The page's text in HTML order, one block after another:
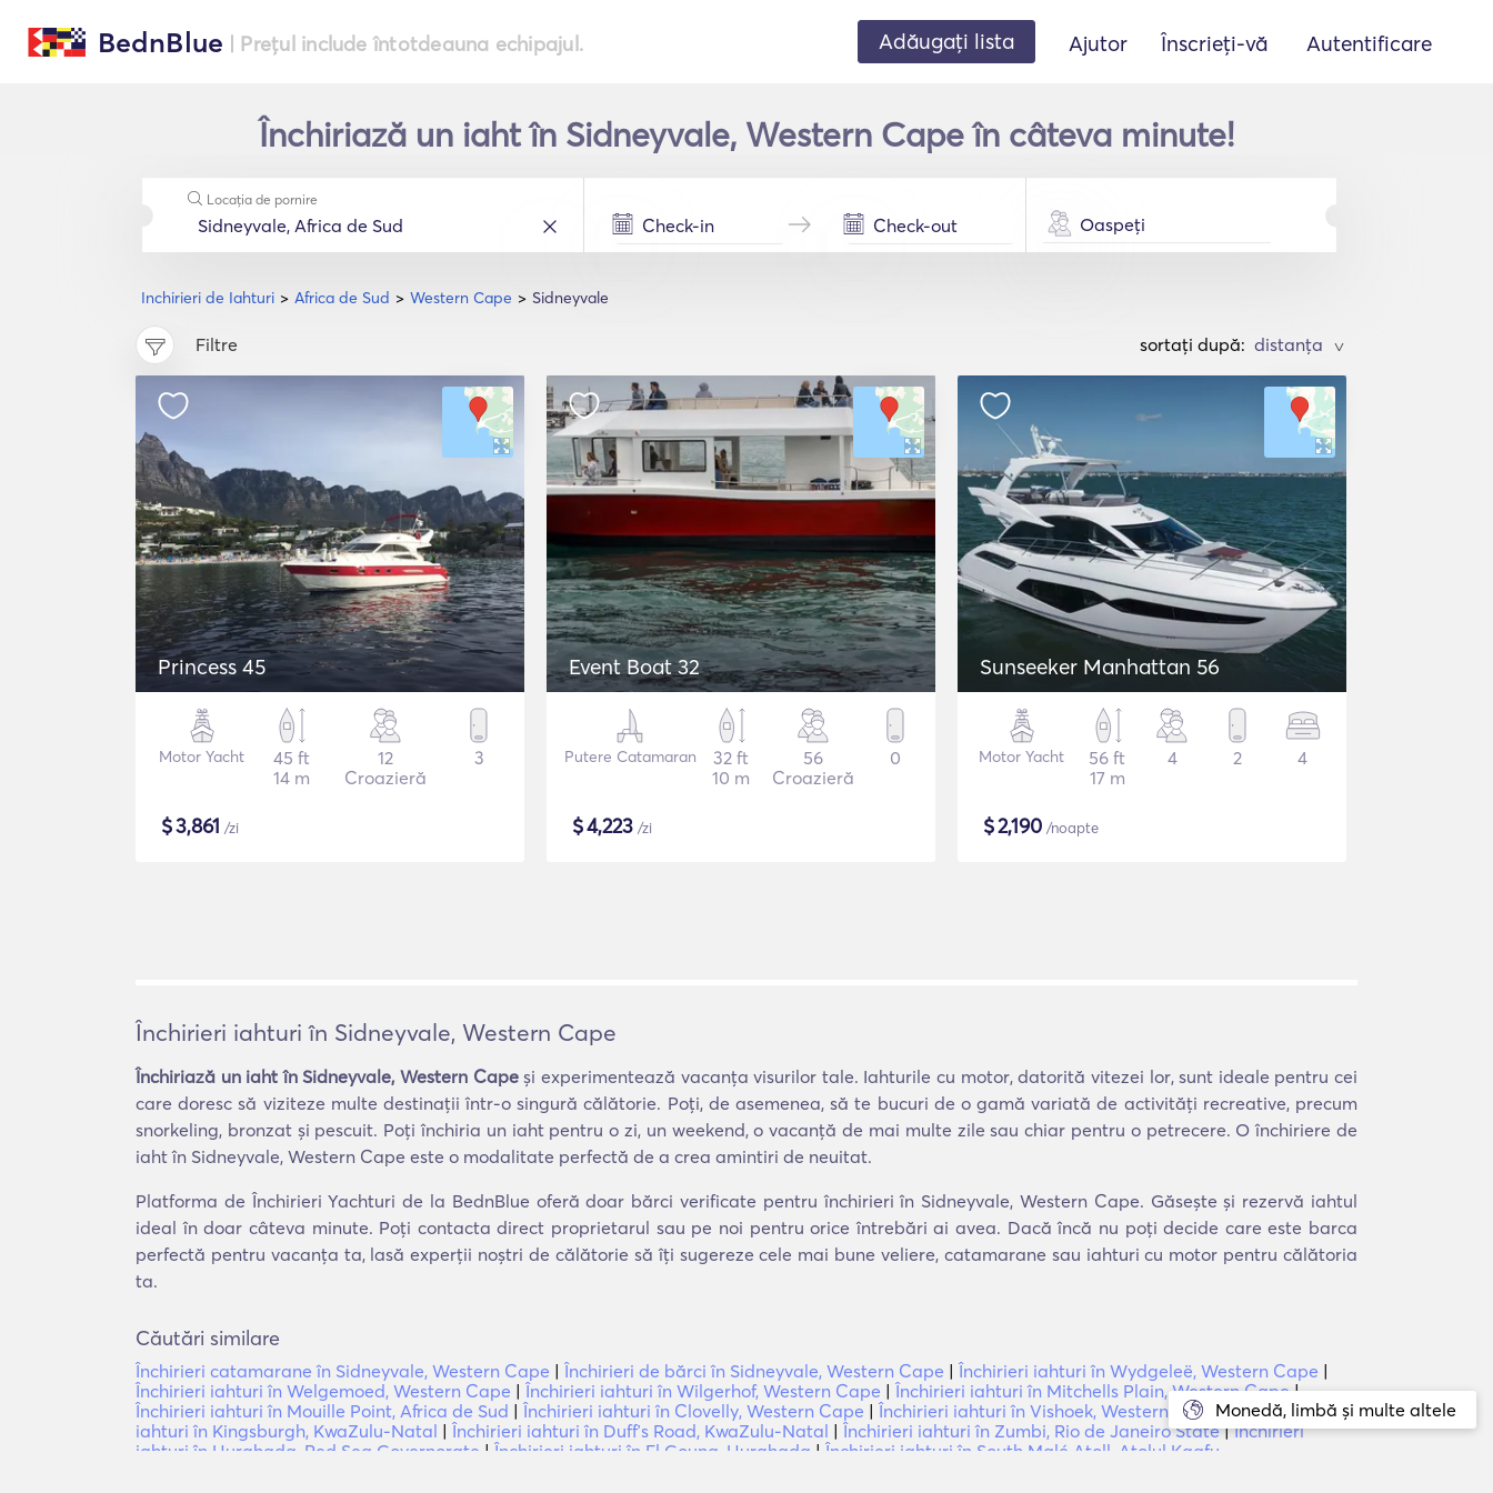
BednBlue | Prețul include întotdeauna echipajul. Adăugați lista Ajutor Înscrieți-vă Autentificare
Închiriază un iaht în Sidneyvale, Western Cape în câteva minute!
Inchirieri de Iahturi Africa de Sud Western Cape Sidneyvale
Locația de pornire
Oaspeți
Filtre sortați după: >
Princess 45
Motor Yacht
45 ft
14 m
12
Croazieră
3
$3,861 /zi
Event Boat 32
Putere Catamaran
32 ft
10 m
56
Croazieră
0
$4,223 /zi
Sunseeker Manhattan 56
Motor Yacht
56 ft
17 m
4 2 4
$2,190 /noapte
Monedă, limbă și multe altele
Închirieri iahturi în Sidneyvale, Western Cape
Închiriază un iaht în Sidneyvale, Western Capeși experimentează vacanța visurilor tale. Iahturile cu motor, datorită vitezei lor, sunt ideale pentru cei
care doresc să viziteze multe destinații într-o singură călătorie. Poți, de asemenea, să te bucuri de o gamă variată de activități recreative, precum
snorkeling, bronzat și pescuit. Poți închiria un iaht pentru o zi, un weekend, o vacanță de mai multe zile sau chiar pentru o petrecere. O închiriere de
iaht în Sidneyvale, Western Cape este o modalitate perfectă de a crea amintiri de neuitat.
Platforma de Închirieri Yachturi de la BednBlue oferă doar bărci verificate pentru închirieri în Sidneyvale, Western Cape. Găsește și rezervă iahtul
ideal în doar câteva minute. Poți contacta direct proprietarul sau pe noi pentru orice întrebări ai avea. Dacă încă nu poți decide care este barca
perfectă pentru vacanța ta, lasă experții noștri de călătorie să îți sugereze cele mai bune veliere, catamarane sau iahturi cu motor pentru călătoria
ta.
Căutări similare
Închirieri catamarane în Sidneyvale, Western Cape | Închirieri de bărci în Sidneyvale, Western Cape | Închirieri iahturi în Wydgeleë, Western Cape |
Închirieri iahturi în Welgemoed, Western Cape | Închirieri iahturi în Wilgerhof, Western Cape | Închirieri iahturi în Mitchells Plain, Western Cape|
Închirieri iahturi în Mouille Point, Africa de Sud | Închirieri iahturi în Clovelly, Western Cape | Închirieri iahturi în Vishoek, Western Cape|Închirieri
iahturi în Kingsburgh, KwaZulu-Natal | Închirieri iahturi în Duffʼs Road, KwaZulu-Natal | Închirieri iahturi în Zumbi, Rio de Janeiro State|Închirieri
iahturi în Hurghada, Red Sea Governorate | Închirieri iahturi în El Gouna, Hurghada | Închirieri iahturi în South Malé Atoll, Atolul Kaafu